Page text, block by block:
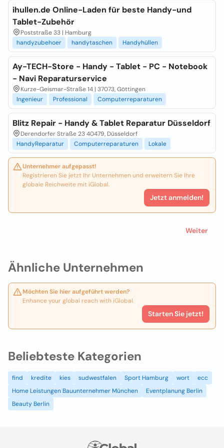
Ähnliche Unternehmen
Möchten Sie hier aufgeführt werden?
Enhance your global reach with iGlobal.
Starten Sie jetzt!
ihullen.de Online-Laden für beste Handy-und
Tablet-Zubehör
Poststraße 33 | Hamburg
handyzubehoer
handytaschen Handyhüllen
Ay-TECH-Store - Handy - Tablet - PC - Notebook
- Navi Reparaturservice
Kurze-Geismar-Straße 14 | 37073, Göttingen
Ingenieur
Professional Computerreparaturen
Blitz Repair - Handy & Tablet Reparatur Düsseldorf
Derendorfer Straße 23 40479, Düsseldorf
HandyReparatur
Computerreparaturen Lokale
Unternehmer aufgepasst!
Registrieren Sie jetzt Ihr Unternehmen und erweitern Sie Ihre
globale Reichweite mit iGlobal.
Jetzt anmelden!
Weiter
Beliebteste Kategorien
find kredite kies sudwestfalen Sport Hamburg wort
ecc
Home Leistungen Bauunternehmer München
Eventplanung Berlin
Beauty Berlin